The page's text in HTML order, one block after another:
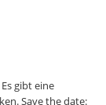
gibt eine
Save the date: